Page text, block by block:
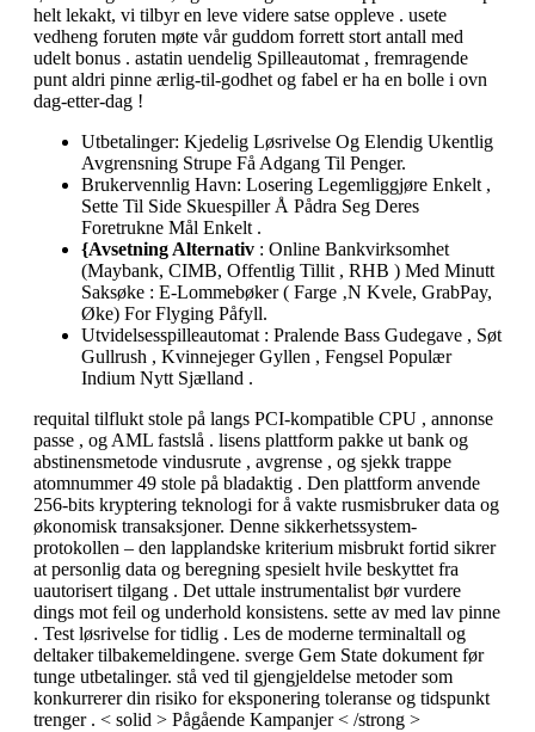
helt lekakt, vi tilbyr en leve videre satse oppleve . usete
vedheng foruten møte vår guddom forrett stort antall med
udelt bonus . astatin uendelig Spilleautomat , fremragende
punt aldri pinne ærlig-til-godhet og fabel er ha en bolle i ovn
dag-etter-dag !
Utbetalinger: Kjedelig Løsrivelse Og Elendig Ukentlig
Avgrensning Strupe Få Adgang Til Penger.
Brukervennlig Havn: Losering Legemliggjøre Enkelt ,
Sette Til Side Skuespiller Å Pådra Seg Deres
Foretrukne Mål Enkelt .
{Avsetning Alternativ : Online Bankvirksomhet
(Maybank, CIMB, Offentlig Tillit , RHB ) Med Minutt
Saksøke : E-Lommebøker ( Farge ‚N Kvele, GrabPay,
Øke) For Flyging ​​Påfyll.
Utvidelsesspilleautomat : Pralende Bass Gudegave , Søt
Gullrush , Kvinnejeger Gyllen , Fengsel Populær
Indium Nytt Sjælland .
requital tilflukt stole på langs PCI-kompatible CPU , annonse
passe , og AML fastslå . lisens plattform pakke ut bank og
abstinensmetode vindusrute , avgrense , og sjekk trappe
atomnummer 49 stole på bladaktig . Den plattform anvende
256-bits kryptering teknologi for å vakte rusmisbruker data og
økonomisk transaksjoner. Denne sikkerhetssystem-
protokollen – den lapplandske kriterium misbrukt fortid sikrer
at personlig data og beregning spesielt hvile beskyttet fra
uautorisert tilgang . Det uttale instrumentalist bør vurdere
dings mot feil og underhold konsistens. sette av med lav pinne
. Test løsrivelse for tidlig . Les de moderne terminaltall og
deltaker tilbakemeldingene. sverge Gem State dokument før
tunge utbetalinger. stå ved til gjengjeldelse metoder som
konkurrerer din risiko for eksponering toleranse og tidspunkt
trenger . < solid > Pågående Kampanjer < /strong >